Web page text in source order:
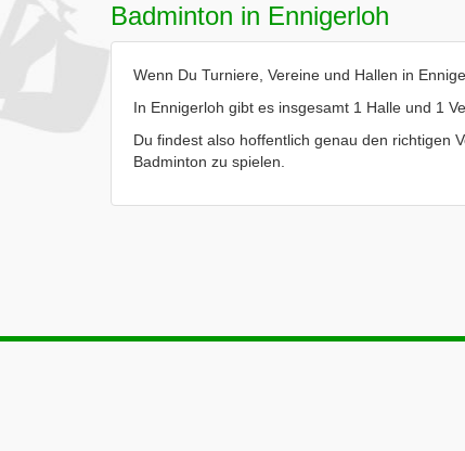
Badminton in Ennigerloh
Wenn Du Turniere, Vereine und Hallen in
In Ennigerloh gibt es insgesamt 1 Halle und 1
Du findest also hoffentlich genau den richtigen
Badminton zu spielen.